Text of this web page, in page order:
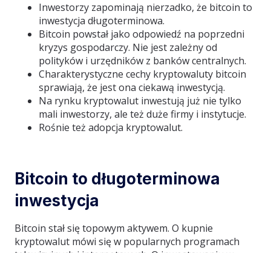
Inwestorzy zapominają nierzadko, że bitcoin to
inwestycja długoterminowa.
Bitcoin powstał jako odpowiedź na poprzedni
kryzys gospodarczy. Nie jest zależny od
polityków i urzędników z banków centralnych.
Charakterystyczne cechy kryptowaluty bitcoin
sprawiają, że jest ona ciekawą inwestycją.
Na rynku kryptowalut inwestują już nie tylko
mali inwestorzy, ale też duże firmy i instytucje.
Rośnie też adopcja kryptowalut.
Bitcoin to długoterminowa
inwestycja
Bitcoin stał się topowym aktywem. O kupnie
kryptowalut mówi się w popularnych programach